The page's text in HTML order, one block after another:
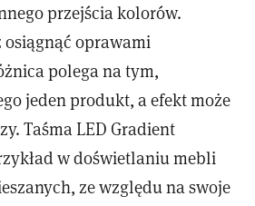
przejścia kolorów.
osiągnąć oprawami
polega na tym,
jeden produkt, a efekt może
Taśma LED Gradient
w doświetlaniu mebli
ze względu na swoje